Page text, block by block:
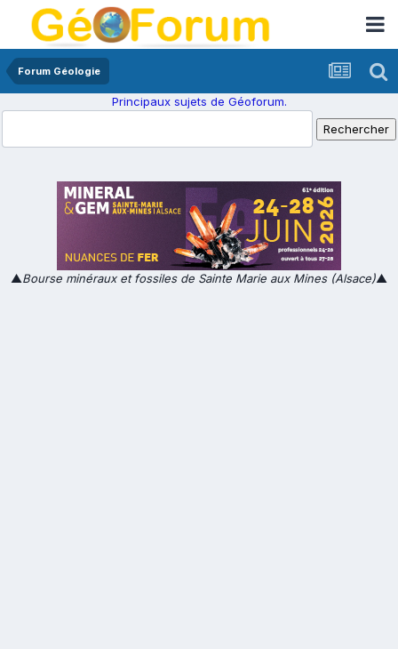
Forum Géologie
Principaux sujets de Géoforum.
▲Bourse minéraux et fossiles de Sainte Marie aux Mines (Alsace)▲